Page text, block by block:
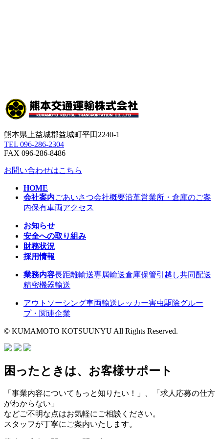
熊本県上益城郡益城町平田2240-1
TEL 096-286-2304
FAX 096-286-8486
お問い合わせはこちら
HOME
会社案内ごあいさつ会社概要沿革営業所・倉庫のご案
内保有車両アクセス
お知らせ
安全への取り組み
財務状況
採用情報
業務内容長距離輸送専属輸送倉庫保管引越し共同配送
精密機器輸送
アウトソーシング車両輸送レッカー害虫駆除グルー
プ・関連企業
© KUMAMOTO KOTSUUNYU All Rights Reserved.
困ったときは、お客様サポート
「事業内容についてもっと知りたい！」、「求人応募の仕方
がわからない」
などご不明な点はお気軽にご相談ください。
スタッフが丁寧にご案内いたします。